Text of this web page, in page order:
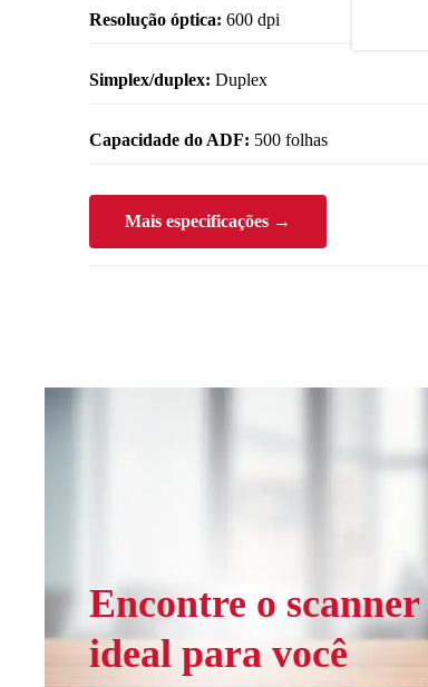
Resolução óptica: 600 dpi
Simplex/duplex: Duplex
Capacidade do ADF: 500 folhas
Mais especificações →
Encontre o scanner
ideal para você